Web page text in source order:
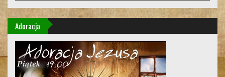
Adoracja